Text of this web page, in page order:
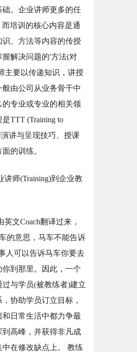
。企业讲师更多的任
培训的核心内容是通
、方法等内容的传授
解决问题的'方法(对
主要以传递知识，讲授
由公司从业务骨干中
专业或专业的相关领
TTT (Training to
讲与呈现技巧、授课
的训练。
讲师(Training)到企业教
文Coach翻译过来，
的意思，马车不能告诉
人可以告诉马车你要去
到那里。因此，一个
与学员(被教练者)建立
协助学员订立目标，
日常生活中都力争最
高峰，并获得非凡成
在修改缺点上。 教练